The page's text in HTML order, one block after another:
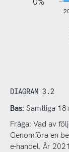
DIAGRAM 3.2
Bas: Samtliga
Fråga: Vad av
Genomföra en
e-handel. År